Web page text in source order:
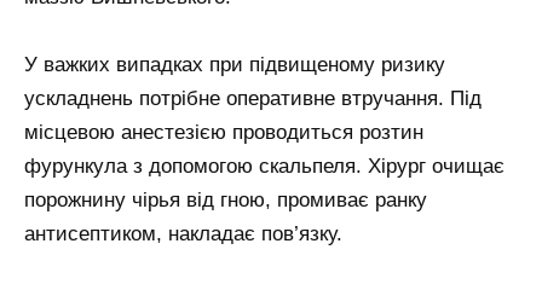
У важких випадках при підвищеному ризику
ускладнень потрібне оперативне втручання. Під
місцевою анестезією проводиться розтин
фурункула з допомогою скальпеля. Хірург очищає
порожнину чірья від гною, промиває ранку
антисептиком, накладає пов’язку.